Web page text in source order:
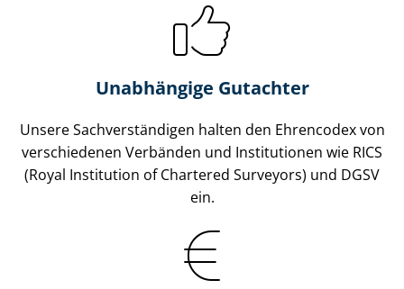
Unabhängige Gutachter
Unsere Sach­ver­stän­di­gen halten den Ehrencodex von
verschiedenen Verbänden und Institutionen wie RICS
(Royal Institution of Chartered Surveyors) und DGSV
ein.